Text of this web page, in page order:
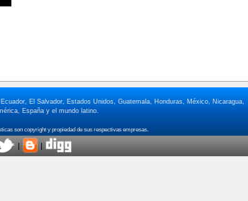
El Salvador, Estados Unidos, Guatemala, Honduras, México, Nicaragua,
España y el mundo latino.
| |